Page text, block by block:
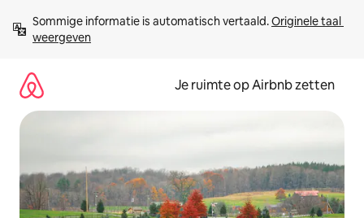
direct
naar
Sommige informatie is automatisch vertaald. Originele taal
weergeven
Je ruimte op Airbnb zetten